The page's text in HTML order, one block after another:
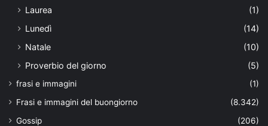
Laurea
(1)
Lunedì
(14)
Natale
(10)
Proverbio del giorno
(5)
frasi e immagini
(1)
Frasi e immagini del buongiorno
(8.342)
Gossip
(206)